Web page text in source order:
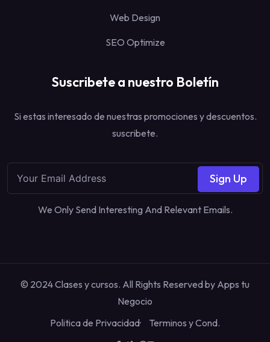
Web Design
SEO Optimize
Suscribete a nuestro Boletín
Si estas interesado de nuestras promociones y descuentos.
suscribete.
Sign Up
We Only Send Interesting And Relevant Emails.
© 2024 Clases y cursos. All Rights Reserved by Apps tu
Negocio
Politica de Privacidad
Terminos y Cond.